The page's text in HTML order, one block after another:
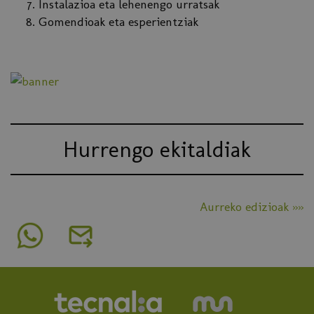
Instalazioa eta lehenengo urratsak
Gomendioak eta esperientziak
Hurrengo ekitaldiak
Aurreko edizioak »»